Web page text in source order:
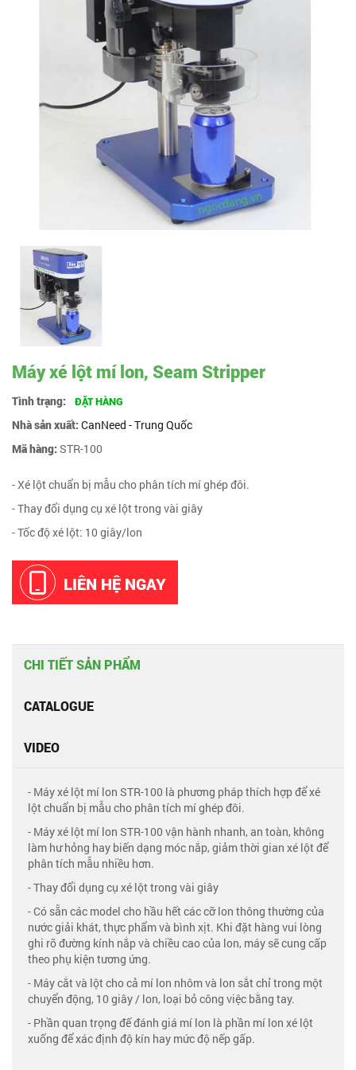
Máy xé lột mí lon, Seam Stripper
Tình trạng: ĐẶT HÀNG
Nhà sản xuất:CanNeed - Trung Quốc
Mã hàng:STR-100
- Xé lột chuẩn bị mẫu cho phân tích mí ghép đôi.
- Thay đổi dụng cụ xé lột trong vài giây
- Tốc độ xé lột: 10 giây/lon
LIÊN HỆ NGAY
CHI TIẾT SẢN PHẨM
CATALOGUE
VIDEO
- Máy xé lột mí lon STR-100 là phương pháp thích hợp để xé
lột chuẩn bị mẫu cho phân tích mí ghép đôi.
- Máy xé lột mí lon STR-100 vận hành nhanh, an toàn, không
làm hư hỏng hay biến dạng móc nắp, giảm thời gian xé lột để
phân tích mẫu nhiều hơn.
- Thay đổi dụng cụ xé lột trong vài giây
- Có sẵn các model cho hầu hết các cỡ lon thông thường của
nước giải khát, thực phẩm và bình xịt. Khi đặt hàng vui lòng
ghi rõ đường kính nắp và chiều cao của lon, máy sẽ cung cấp
theo phụ kiện tương ứng.
- Máy cắt và lột cho cả mí lon nhôm và lon sắt chỉ trong một
chuyển động, 10 giây / lon, loại bỏ công việc bằng tay.
- Phần quan trọng đế đánh giá mí lon là phần mí lon xé lột
xuống để xác định độ kín hay mức độ nếp gấp.